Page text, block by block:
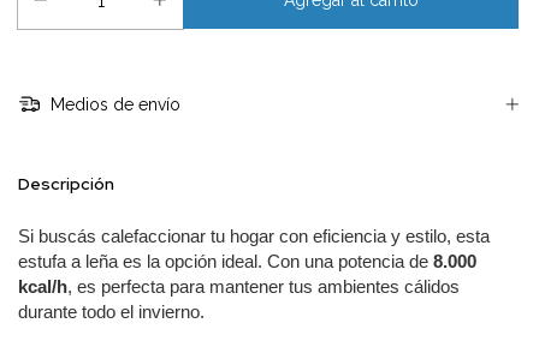
Medios de envío
Descripción
Si buscás calefaccionar tu hogar con eficiencia y estilo, esta
estufa a leña es la opción ideal. Con una potencia de 8.000
kcal/h, es perfecta para mantener tus ambientes cálidos
durante todo el invierno.